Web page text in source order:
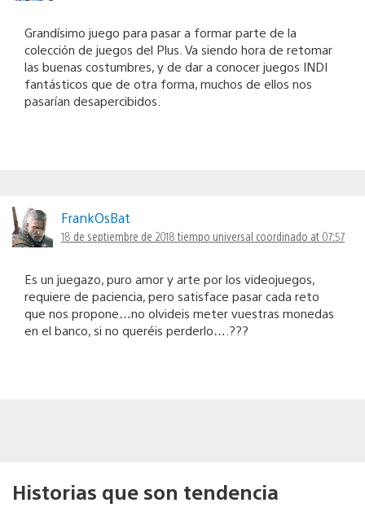
Grandísimo juego para pasar a formar parte de la
colección de juegos del Plus. Va siendo hora de retomar
las buenas costumbres, y de dar a conocer juegos INDI
fantásticos que de otra forma, muchos de ellos nos
pasarían desapercibidos.
FrankOsBat
18 de septiembre de 2018 tiempo universal coordinado at 07:57
Es un juegazo, puro amor y arte por los videojuegos,
requiere de paciencia, pero satisface pasar cada reto
que nos propone…no olvideis meter vuestras monedas
en el banco, si no queréis perderlo….???
Historias que son tendencia